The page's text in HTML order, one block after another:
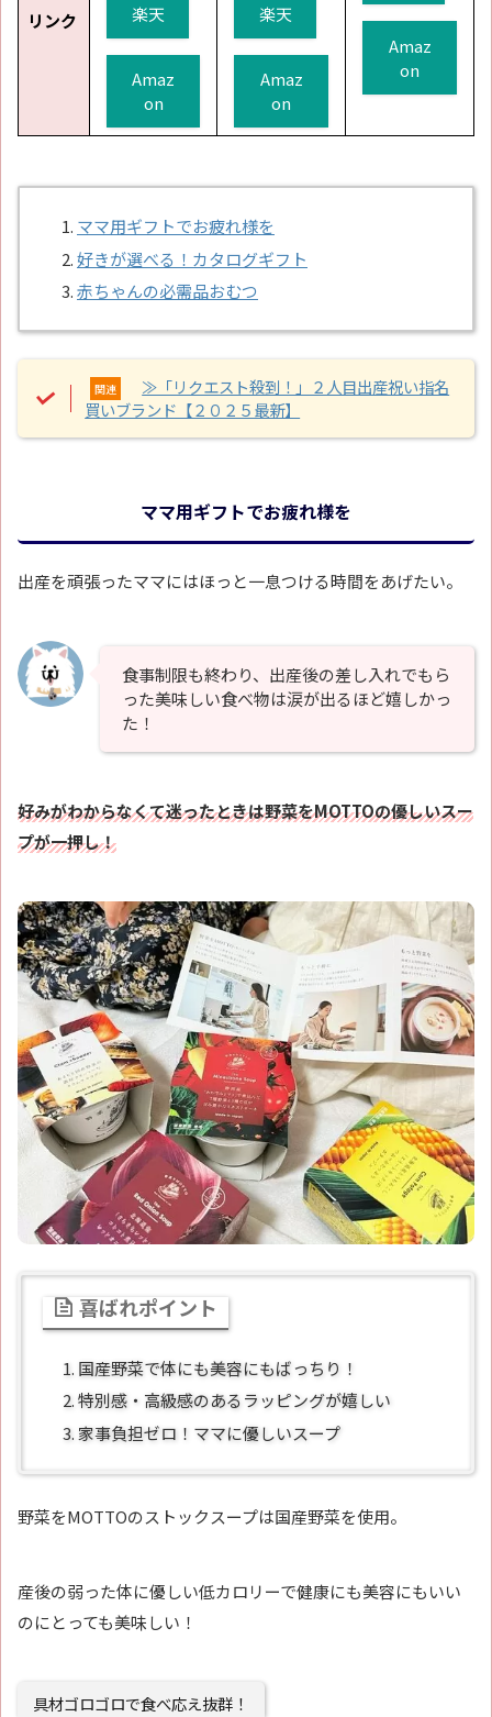
リンク 楽天
Amaz
on
楽天
Amaz
on
Amaz
on
ママ用ギフトでお疲れ様を
好きが選べる！カタログギフト
赤ちゃんの必需品おむつ
関連
≫「リクエスト殺到！」２人目出産祝い指名
買いブランド【２０２５最新】
ママ用ギフトでお疲れ様を
出産を頑張ったママにはほっと一息つける時間をあげたい。
食事制限も終わり、出産後の差し入れでもら
った美味しい食べ物は涙が出るほど嬉しかっ
た！
好みがわからなくて迷ったときは野菜をMOTTOの優しいスー
プが一押し！
喜ばれポイント
国産野菜で体にも美容にもばっちり！
特別感・高級感のあるラッピングが嬉しい
家事負担ゼロ！ママに優しいスープ
野菜をMOTTOのストックスープは国産野菜を使用。
産後の弱った体に優しい低カロリーで健康にも美容にもいい
のにとっても美味しい！
具材ゴロゴロで食べ応え抜群！